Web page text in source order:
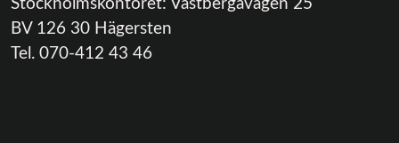
Stockholmskontoret: Västbergavägen 25
BV 126 30 Hägersten
Tel. 070-412 43 46